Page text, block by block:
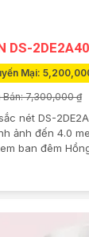
DS-
Mại:
Bán: 7,300,000 ₫
nét DS-
ảnh đến 4.0
ban đêm